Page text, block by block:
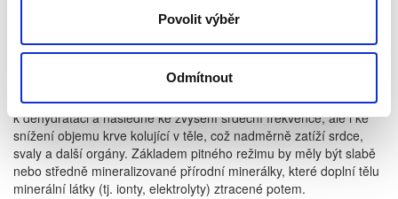
Povolit výběr
Odmítnout
nezastavíme nebo jsme minimálně půl hodiny venku na čerstvém
vzduchu a přirozeném světle, není potřeba ještě k tomu cvičit.
• Při sportování nezapomínáme na přiměřené zavodnění
organizmu. Nedostatečné doplňování tekutin může vést
k dehydrataci a následně ke zvýšení srdeční frekvence, ale i ke
snížení objemu krve kolující v těle, což nadměrně zatíží srdce,
svaly a další orgány. Základem pitného režimu by měly být slabě
nebo středně mineralizované přírodní minerálky, které doplní tělu
minerální látky (tj. ionty, elektrolyty) ztracené potem.